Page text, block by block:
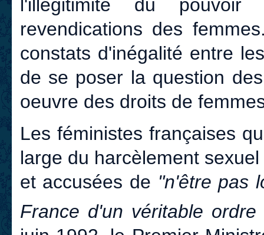
l'illégitimité du pouvoir
revendications des
constats d'inégalité entre
de se poser la question
oeuvre des droits de
Les féministes françaises
large du harcèlement
et accusées de "n'être pas
France d'un véritable ordre